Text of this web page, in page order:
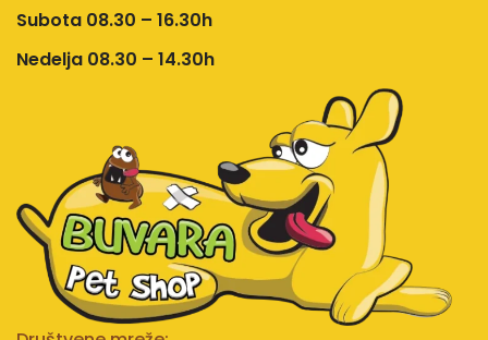
Subota 08.30 – 16.30h
Nedelja 08.30 – 14.30h